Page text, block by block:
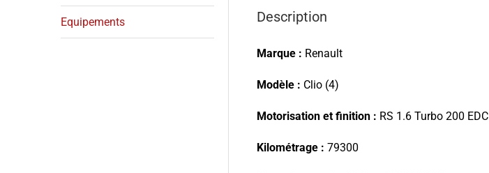
Equipements Description
Marque : Renault
Modèle : Clio (4)
Motorisation et finition : RS 1.6 Turbo 200 EDC
Kilométrage : 79300